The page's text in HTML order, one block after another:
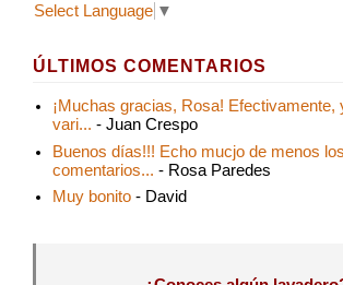
Select Language ▼
ÚLTIMOS COMENTARIOS
¡Muchas gracias, Rosa! Efectivamente,
vari... - Juan Crespo
Buenos días!!! Echo mucjo de menos los
comentarios... - Rosa Paredes
Muy bonito - David